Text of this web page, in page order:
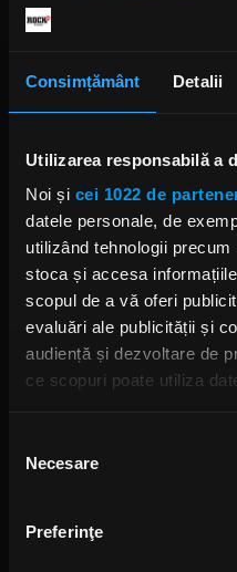
Consimțământ Detalii
Utilizarea responsabilă a
Noi și cei 1022 de
datele personale, de
utilizând tehnologii
stoca și accesa
scopul de a vă oferi
evaluări ale publicității și
audiență și dezvoltare de
ce scopuri poate utiliza
Să colectăm
Să vă identificăm
activ după
consimțământului
Necesare
Preferinţe